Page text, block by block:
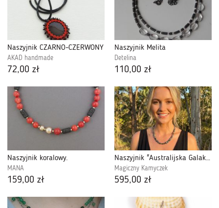
Naszyjnik CZARNO-CZERWONY
AKAD handmade
72,00 zł
Naszyjnik Melita
Detelina
110,00 zł
Naszyjnik koralowy.
MANA
159,00 zł
Naszyjnik "Australijska Galaktyka"opal Matrix
Magiczny Kamyczek
595,00 zł